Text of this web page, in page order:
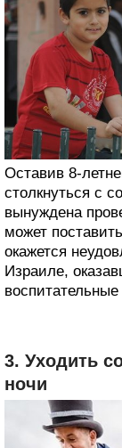
Оставив 8-
столкнуться с
вынуждена
может
окажется
Израиле,
3. Уходить
ночи